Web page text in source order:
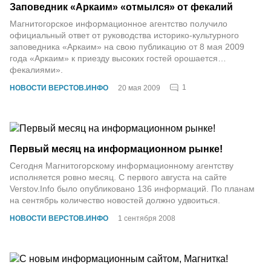
НОВОСТИ ВЕРСТОВ.ИНФО 20 мая 2009 1
Заповедник «Аркаим» «отмылся» от фекалий
Магнитогорское информационное агентство получило
официальный ответ от руководства историко-культурного
заповедника «Аркаим» на свою публикацию от 8 мая 2009
года «Аркаим» к приезду высоких гостей орошается…
фекалиями».
НОВОСТИ ВЕРСТОВ.ИНФО 1 сентября 2008
Первый месяц на информационном рынке!
Сегодня Магнитогорскому информационному агентству
исполняется ровно месяц. С первого августа на сайте
Verstov.Info было опубликовано 136 информаций. По планам
на сентябрь количество новостей должно удвоиться.